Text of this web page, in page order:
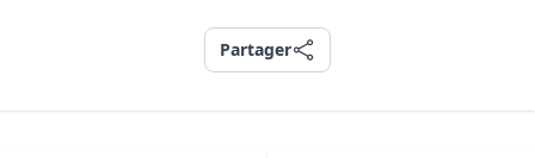
Partager
Partager